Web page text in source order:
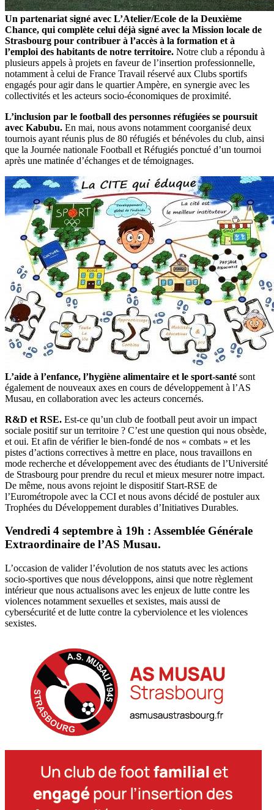
Un partenariat signé avec L’Atelier/Ecole de la Deuxième
Chance, qui complète celui déjà signé avec la Mission locale de
Strasbourg pour contribuer à l’accès à la formation et à
l’emploi des habitants de notre territoire. Notre club a répondu à
plusieurs appels à projets en faveur de l’insertion professionnelle,
notamment à celui de France Travail réservé aux Clubs sportifs
engagés pour agir dans le quartier Ampère, en synergie avec les
collectivités et les acteurs socio-économiques de proximité.
L’inclusion par le football des personnes réfugiées se poursuit
avec Kabubu. En mai, nous avons notamment coorganisé deux
tournois ayant réunis plus de 80 réfugiés et bénévoles du club, ainsi
que la Journée nationale Football et Réfugiés ponctué d’un tournoi
après une matinée d’échanges et de témoignages.
L’aide à l’enfance, l’hygiène alimentaire et le sport-santé sont
également de nouveaux axes en cours de développement à l’AS
Musau, en collaboration avec les acteurs concernés.
R&D et RSE. Est-ce qu’un club de football peut avoir un impact
sociale positif sur un territoire ? C’est une question qui nous obsède,
et oui. Et afin de vérifier le bien-fondé de nos « combats » et les
pistes d’actions correctives à mettre en place, nous travaillons en
mode recherche et développement avec des étudiants de l’Université
de Strasbourg pour prendre du recul et mieux mesurer notre impact.
De même, nous avons rejoint le dispositif Start-RSE de
l’Eurométropole avec la CCI et nous avons décidé de postuler aux
Trophées du Développement durables d’Initiatives Durables.
Vendredi 4 septembre à 19h : Assemblée Générale
Extraordinaire de l’AS Musau.
L’occasion de valider l’évolution de nos statuts avec les actions
socio-sportives que nous développons, ainsi que notre règlement
intérieur que nous actualisons avec les enjeux de lutte contre les
violences notamment sexuelles et sexistes, mais aussi de
cybersécurité et de lutte contre la cyberviolence et les violences
sexistes.